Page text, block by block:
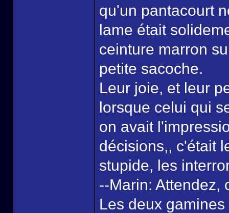
qu'un pantacourt
lame était
ceinture marron
petite sacoche.
Leur joie, et leur
lorsque celui qui
on avait
décisions,, c'était
stupide, les
--Marin: Attendez,
Les deux